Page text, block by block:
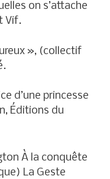
on s’attache
Vif.
», (collectif
d’une princesse
Éditions du
À la conquête
La Geste